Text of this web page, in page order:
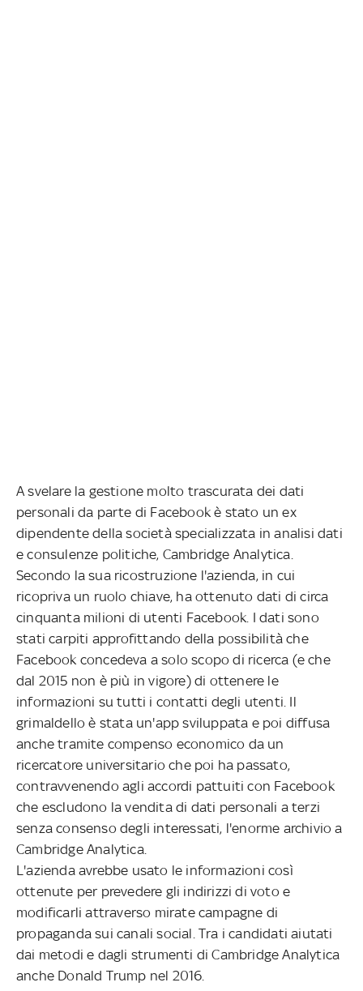
A svelare la gestione molto trascurata dei dati
personali da parte di Facebook è stato un ex
dipendente della società specializzata in analisi dati
e consulenze politiche, Cambridge Analytica.
Secondo la sua ricostruzione l'azienda, in cui
ricopriva un ruolo chiave, ha ottenuto dati di circa
cinquanta milioni di utenti Facebook. I dati sono
stati carpiti approfittando della possibilità che
Facebook concedeva a solo scopo di ricerca (e che
dal 2015 non è più in vigore) di ottenere le
informazioni su tutti i contatti degli utenti. Il
grimaldello è stata un'app sviluppata e poi diffusa
anche tramite compenso economico da un
ricercatore universitario che poi ha passato,
contravvenendo agli accordi pattuiti con Facebook
che escludono la vendita di dati personali a terzi
senza consenso degli interessati, l'enorme archivio a
Cambridge Analytica.
L'azienda avrebbe usato le informazioni così
ottenute per prevedere gli indirizzi di voto e
modificarli attraverso mirate campagne di
propaganda sui canali social. Tra i candidati aiutati
dai metodi e dagli strumenti di Cambridge Analytica
anche Donald Trump nel 2016.